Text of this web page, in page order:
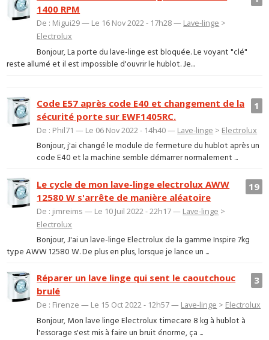
1400 RPM
De : Migui29 — Le 16 Nov 2022 - 17h28 — Lave-linge >
Electrolux
Bonjour, La porte du lave-linge est bloquée. Le voyant "clé"
reste allumé et il est impossible d'ouvrir le hublot. Je...
1
Code E57 après code E40 et changement de la
sécurité porte sur EWF1405RC.
De : Phil71 — Le 06 Nov 2022 - 14h40 — Lave-linge > Electrolux
Bonjour, j'ai changé le module de fermeture du hublot après un
code E40 et la machine semble démarrer normalement ...
19
Le cycle de mon lave-linge electrolux AWW
12580 W s'arrête de manière aléatoire
De : jimreims — Le 10 Juil 2022 - 22h17 — Lave-linge >
Electrolux
Bonjour, J'ai un lave-linge Electrolux de la gamme Inspire 7kg
type AWW 12580 W. De plus en plus, lorsque je lance un ...
3
Réparer un lave linge qui sent le caoutchouc
brulé
De : Firenze — Le 15 Oct 2022 - 12h57 — Lave-linge > Electrolux
Bonjour, Mon lave linge Electrolux timecare 8 kg à hublot à
l'essorage s'est mis à faire un bruit énorme, ça ...